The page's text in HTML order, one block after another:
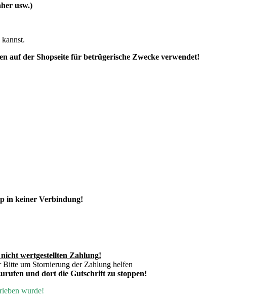
usw.)
auf der Shopseite für betrügerische Zwecke verwendet!
in keiner Verbindung!
wertgestellten Zahlung!
um Stornierung der Zahlung helfen
und dort die Gutschrift zu stoppen!
wurde!